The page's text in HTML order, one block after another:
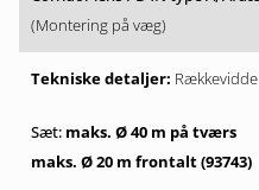
(Montering på væg)
Rækkevidde
maks. Ø 40 m på tværs
maks. Ø 20 m frontalt (93743)